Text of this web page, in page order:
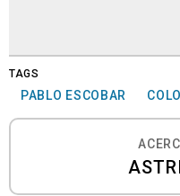
TAGS
PABLO ESCOBAR